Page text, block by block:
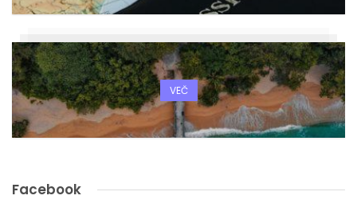
VEČ
Facebook